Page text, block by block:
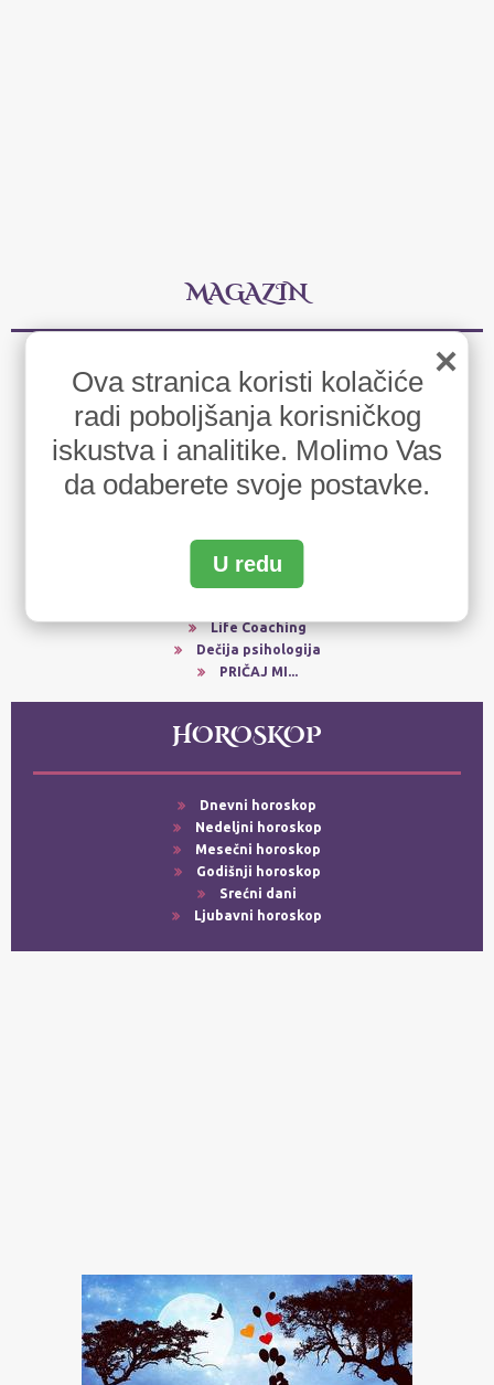
MAGAZIN
Psihologija
Umeće življenja
Zabava
Umetnost & Umetnici
Sport & Fitness
Zdravlje
Lepota/Estetika
Tehnologija
Zanimljivosti
Life Coaching
Dečija psihologija
PRIČAJ MI...
HOROSKOP
Dnevni horoskop
Nedeljni horoskop
Mesečni horoskop
Godišnji horoskop
Srećni dani
Ljubavni horoskop
×
Ova stranica koristi kolačiće
radi poboljšanja korisničkog
iskustva i analitike. Molimo Vas
da odaberete svoje postavke.
U redu